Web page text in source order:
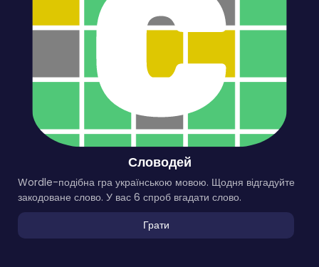
Словодей
Wordle-подібна гра українською мовою. Щодня відгадуйте
закодоване слово. У вас 6 спроб вгадати слово.
Грати